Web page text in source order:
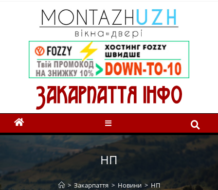
НП
> Закарпаття > Новини > НП